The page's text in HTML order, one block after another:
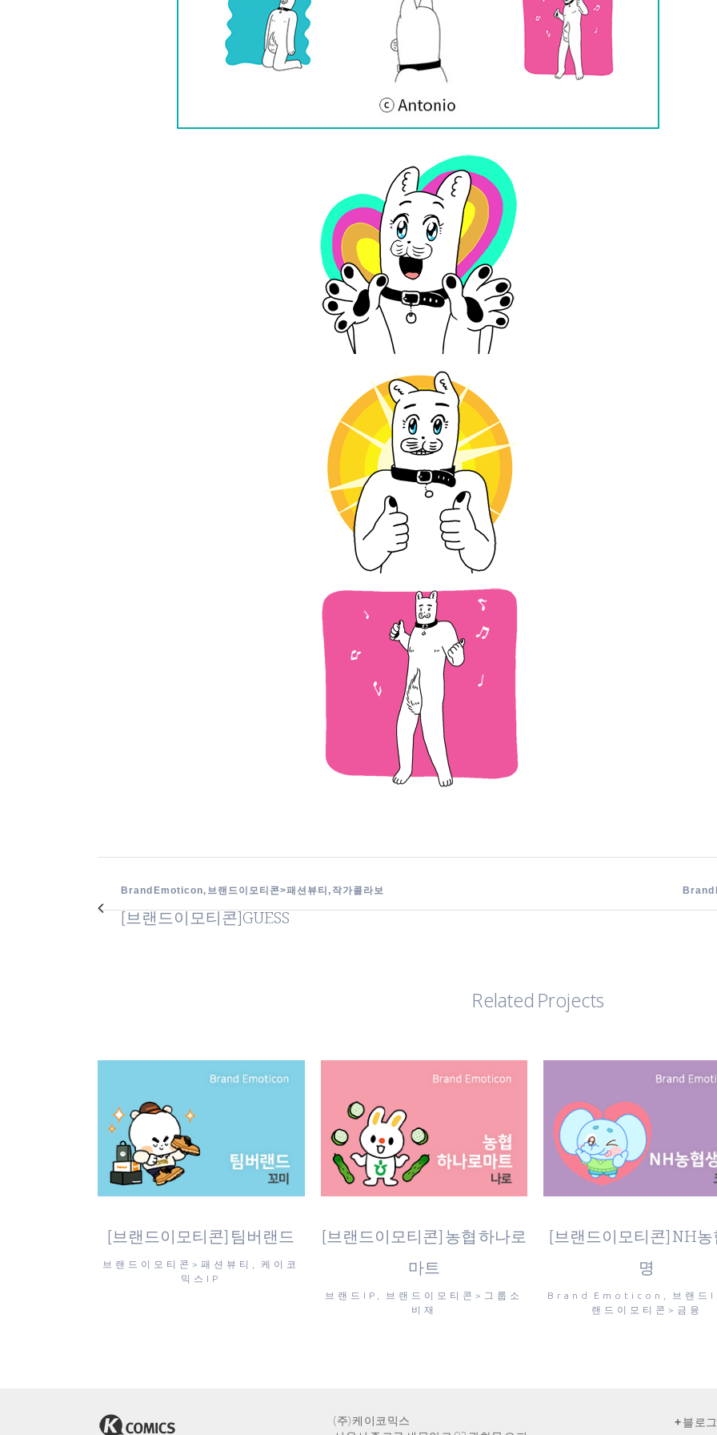
Brand Emoticon, 브랜드이모티콘>패션뷰티, 작가콜라보
[브랜드이모티콘]GUESS
Brand
Related Projects
view
[브랜드이모티콘] 팀버랜드
브랜드이모티콘>패션뷰티, 케이코
믹스IP
view
[브랜드이모티콘] 농협 하나로
마트
브랜드IP, 브랜드이모티콘>그룹소
비재
view
[브랜드이모티콘] NH
명
Brand Emoticon, 브랜드
랜드이모티콘>금융
(주) 케이코믹스
+블로